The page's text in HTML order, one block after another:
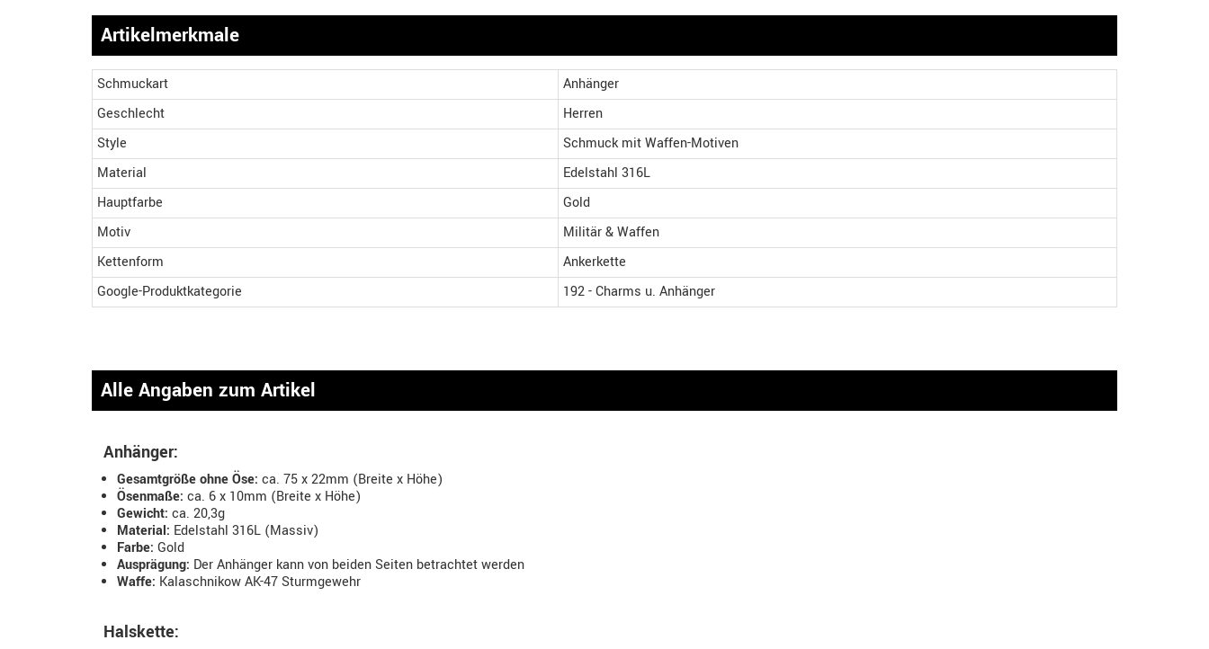
Artikelmerkmale
Schmuckart
Anhänger
Geschlecht
Herren
Style
Schmuck mit Waffen-Motiven
Material
Edelstahl 316L
Hauptfarbe
Gold
Motiv
Militär & Waffen
Kettenform
Ankerkette
Google-Produktkategorie
192 - Charms u. Anhänger
Alle Angaben zum Artikel
Anhänger:
Gesamtgröße ohne Öse: ca. 75 x 22mm (Breite x Höhe)
Ösenmaße: ca. 6 x 10mm (Breite x Höhe)
Gewicht: ca. 20,3g
Material: Edelstahl 316L (Massiv)
Farbe: Gold
Ausprägung: Der Anhänger kann von beiden Seiten betrachtet werden
Waffe: Kalaschnikow AK-47 Sturmgewehr
Halskette: